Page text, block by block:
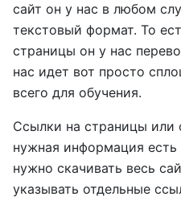
сайт он у нас в любом
текстовый формат. То
страницы он у нас
нас идет вот просто
всего для обучения.
Ссылки на страницы или
нужная информация есть
нужно скачивать весь
указывать отдельные